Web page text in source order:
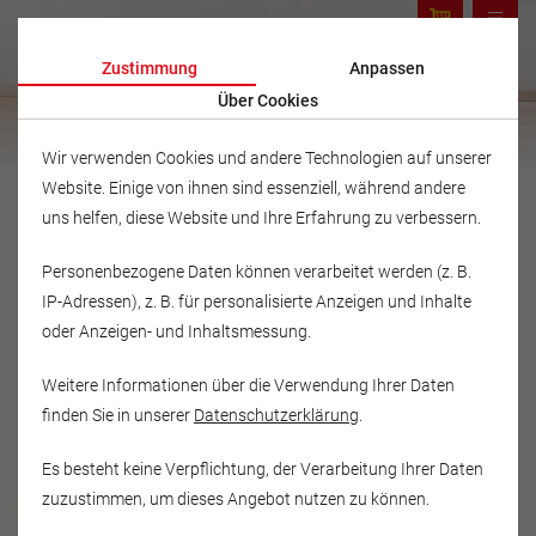
Musikschule Fröhlich
Zustimmung
Anpassen
Über Cookies
Wir verwenden Cookies und andere Technologien auf unserer
Website. Einige von ihnen sind essenziell, während andere
uns helfen, diese Website und Ihre Erfahrung zu verbessern.
Personenbezogene Daten können verarbeitet werden (z. B.
IP-Adressen), z. B. für personalisierte Anzeigen und Inhalte
oder Anzeigen- und Inhaltsmessung.
Weitere Informationen über die Verwendung Ihrer Daten
finden Sie in unserer Datenschutzerklärung
Es besteht keine Verpflichtung, der Verarbeitung Ihrer Daten
zuzustimmen, um dieses Angebot nutzen zu können.